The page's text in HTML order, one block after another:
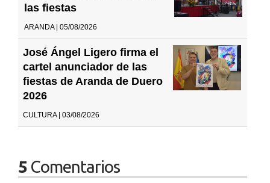
las fiestas
ARANDA | 05/08/2026
José Ángel Ligero firma el
cartel anunciador de las
fiestas de Aranda de Duero
2026
CULTURA | 03/08/2026
5 Comentarios